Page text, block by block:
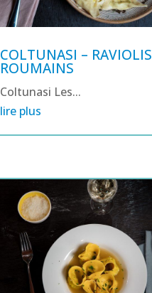
COLTUNASI – RAVIOLIS
ROUMAINS
Coltunasi Les...
lire plus